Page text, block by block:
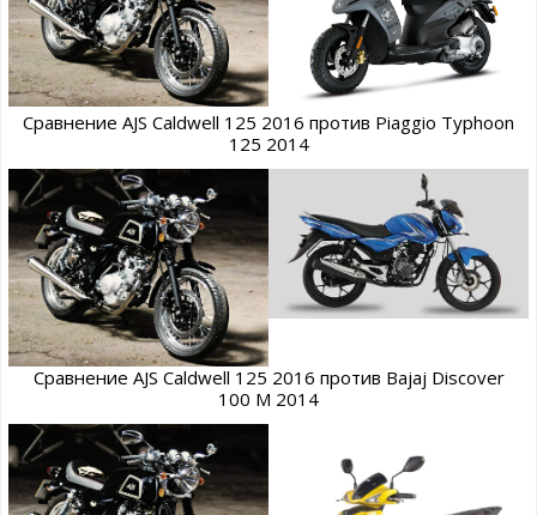
Сравнение AJS Caldwell 125 2016 против Piaggio Typhoon
125 2014
Сравнение AJS Caldwell 125 2016 против Bajaj Discover
100 M 2014